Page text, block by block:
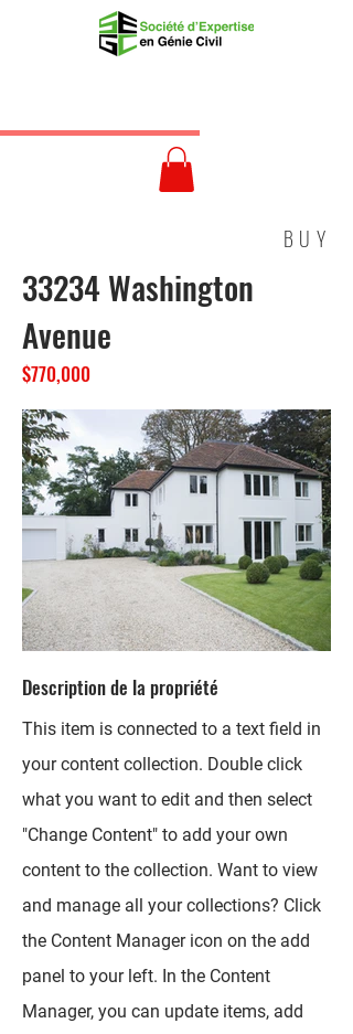
BUY
33234 Washington
Avenue
$770,000
Description de la propriété
This item is connected to a text field in
your content collection. Double click
what you want to edit and then select
"Change Content" to add your own
content to the collection. Want to view
and manage all your collections? Click
the Content Manager icon on the add
panel to your left. In the Content
Manager, you can update items, add